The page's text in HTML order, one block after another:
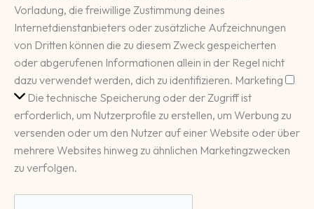
Vorladung, die freiwillige Zustimmung deines
Internetdienstanbieters oder zusätzliche Aufzeichnungen
von Dritten können die zu diesem Zweck gespeicherten
oder abgerufenen Informationen allein in der Regel nicht
dazu verwendet werden, dich zu identifizieren. Marketing
Die technische Speicherung oder der Zugriff ist
erforderlich, um Nutzerprofile zu erstellen, um Werbung zu
versenden oder um den Nutzer auf einer Website oder über
mehrere Websites hinweg zu ähnlichen Marketingzwecken
zu verfolgen.